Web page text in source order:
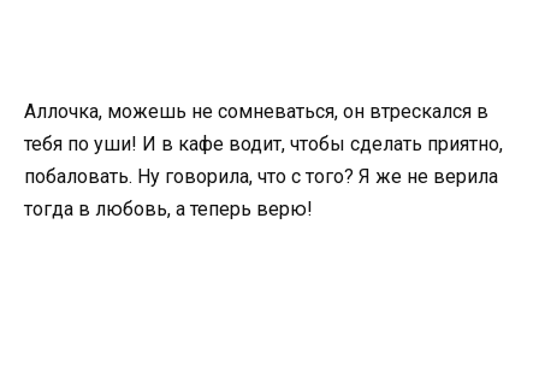
Аллочка, можешь не сомневаться, он втрескался в
тебя по уши! И в кафе водит, чтобы сделать приятно,
побаловать. Ну говорила, что с того? Я же не верила
тогда в любовь, а теперь верю!